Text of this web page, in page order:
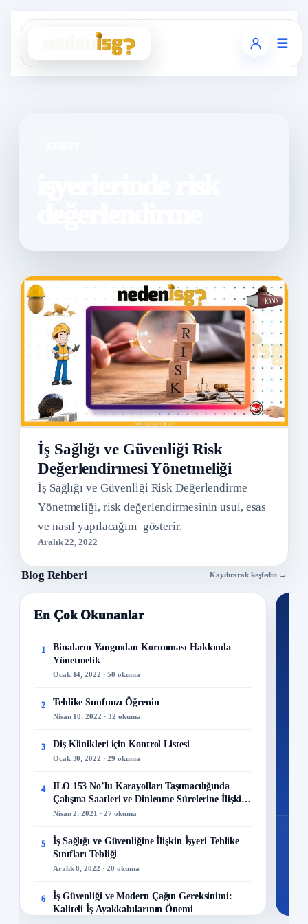
☰
İş Sağlığı ve Güvenliği Risk
Değerlendirmesi Yönetmeliği
İş Sağlığı ve Güvenliği Risk Değerlendirme
Yönetmeliği, risk değerlendirmesinin usul, esas
ve nasıl yapılacağını gösterir.
Aralık 22, 2022
Blog Rehberi Kaydırarak keşfedin →
En Çok Okunanlar
1
Binaların Yangından Korunması Hakkında
Yönetmelik
Ocak 14, 2022 · 50 okuma
2 Tehlike Sınıfınızı Öğrenin
Nisan 10, 2022 · 32 okuma
3 Diş Klinikleri için Kontrol Listesi
Ocak 30, 2022 · 29 okuma
4
ILO 153 No’lu Karayolları Taşımacılığında
Çalışma Saatleri ve Dinlenme Sürelerine İlişkin
Sözleşme
Nisan 2, 2021 · 27 okuma
5
İş Sağlığı ve Güvenliğine İlişkin İşyeri Tehlike
Sınıfları Tebliği
Aralık 8, 2022 · 20 okuma
6
İş Güvenliği ve Modern Çağın Gereksinimi:
Kaliteli İş Ayakkabılarının Önemi